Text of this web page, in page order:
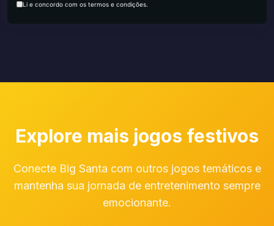
Li e concordo com os termos e condições.
Explore mais jogos festivos
Conecte Big Santa com outros jogos temáticos e
mantenha sua jornada de entretenimento sempre
emocionante.